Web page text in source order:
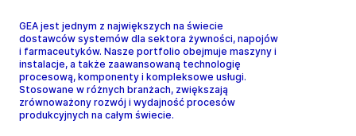
GEA jest jednym z największych na świecie
dostawców systemów dla sektora żywności, napojów
i farmaceutyków. Nasze portfolio obejmuje maszyny i
instalacje, a także zaawansowaną technologię
procesową, komponenty i kompleksowe usługi.
Stosowane w różnych branżach, zwiększają
zrównoważony rozwój i wydajność procesów
produkcyjnych na całym świecie.